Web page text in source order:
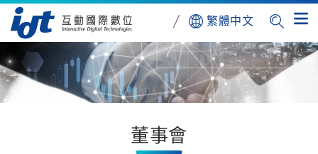
繁體中文
董事會